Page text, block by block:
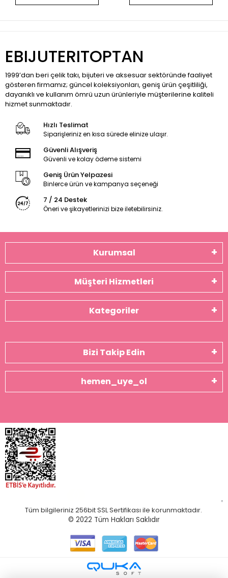
EBIJUTERITOPTAN
1999’dan beri çelik takı, bijuteri ve aksesuar sektöründe faaliyet
gösteren firmamız; güncel koleksiyonları, geniş ürün çeşitliliği,
dayanıklı ve kullanım ömrü uzun ürünleriyle müşterilerine kaliteli
hizmet sunmaktadır.
Hızlı Teslimat
Siparişleriniz en kısa sürede elinize ulaşır.
Güvenli Alışveriş
Güvenli ve kolay ödeme sistemi
Geniş Ürün Yelpazesi
Binlerce ürün ve kampanya seçeneği
7 / 24 Destek
Öneri ve şikayetlerinizi bize iletebilirsiniz.
Kurumsal
Müşteri Hizmetleri
Kategoriler
Bizi Takip Edin
hemen_uye_ol
Tüm bilgileriniz 256bit SSL Sertifikası ile korunmaktadır.
© 2022 Tüm Hakları Saklıdır